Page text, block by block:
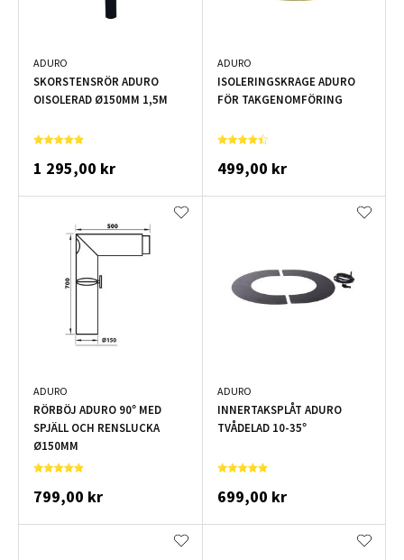
ADURO
SKORSTENSRÖR ADURO
OISOLERAD Ø150MM 1,5M
1 295,00 kr
ADURO
ISOLERINGSKRAGE ADURO
FÖR TAKGENOMFÖRING
499,00 kr
ADURO
RÖRBÖJ ADURO 90° MED
SPJÄLL OCH RENSLUCKA
Ø150MM
799,00 kr
ADURO
INNERTAKSPLÅT ADURO
TVÅDELAD 10-35°
699,00 kr